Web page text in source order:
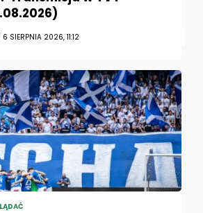
SIERPNIA 2026, 11:12